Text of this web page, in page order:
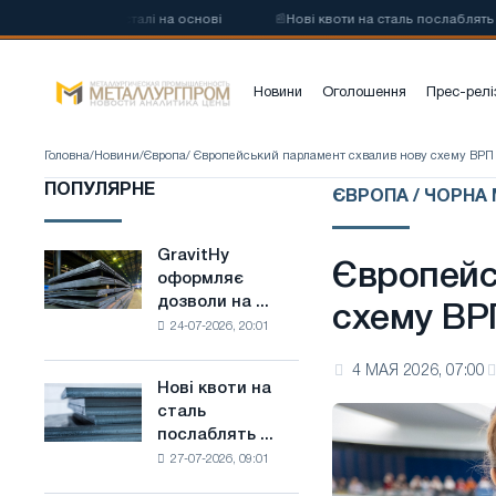
сталі на основі Нові квоти на сталь послаблять
Новини Оголошення Прес-
Головна/ Новини/Європа/ Європейський парламент схвалив нову схему ВРП
ПОПУЛЯРНЕ
GravitHy
оформляє
дозволи
виробництва
GravitHy
оформляє
дозволи на ...
24-07-2026, 20:01
Нові
квоти
на
Нові квоти на
сталь
послаблять ...
27-07-2026, 09:01
ЄВРОПА / ЧОРНА
схему
4 МАЯ 2026, 07:00